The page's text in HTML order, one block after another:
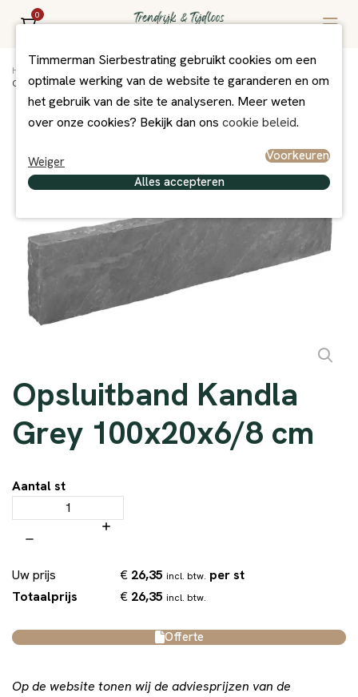
0
Home Muurblokken/Stapel-elementen
Opsluitband Kandla Grey 100x20x6/8 cm
Opsluitband Kandla
Grey 100x20x6/8 cm
Aantal st
Uw prijs € 26,35 incl. btw. per st
Totaalprijs
€ 26,35 incl. btw.
Offerte
Op de website tonen wij de adviesprijzen van de
Timmerman Sierbestrating gebruikt cookies om een
optimale werking van de website te garanderen en om
het gebruik van de site te analyseren. Meer weten
over onze cookies? Bekijk dan ons cookie beleid.
Weiger
Voorkeuren
Alles accepteren